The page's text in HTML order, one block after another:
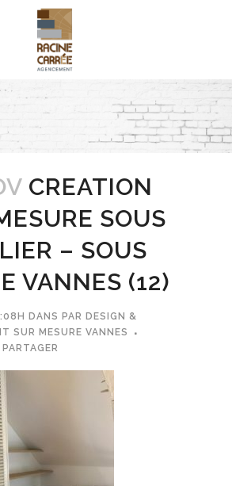
CREATION
SOUS
– SOUS
VANNES (12)
DANS PAR DESIGN &
SUR MESURE VANNES
PARTAGER